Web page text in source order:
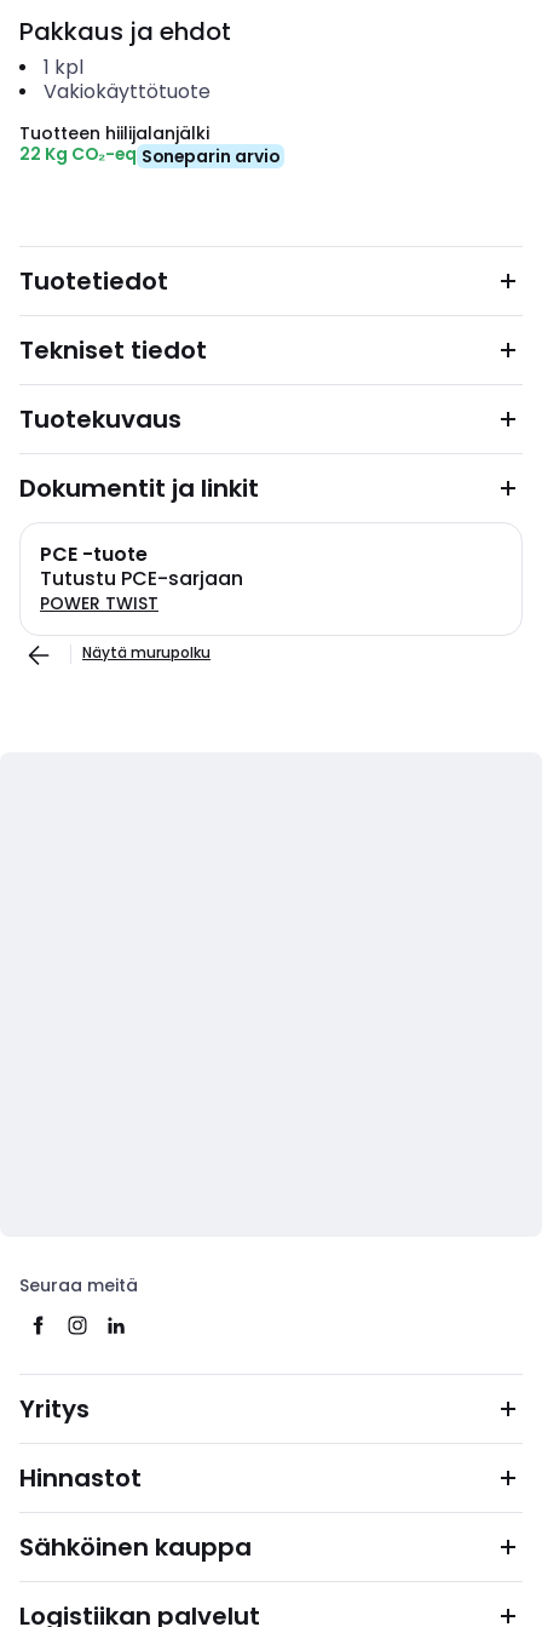
Pakkaus ja ehdot
1 kpl
Vakiokäyttötuote
Tuotteen hiilijalanjälki
22 Kg CO₂-eq Soneparin arvio
Tuotetiedot
Tekniset tiedot
Tuotekuvaus
Dokumentit ja linkit
PCE -tuote
Tutustu PCE-sarjaan
POWER TWIST
Näytä murupolku
Seuraa meitä
Yritys
Hinnastot
Sähköinen kauppa
Logistiikan palvelut